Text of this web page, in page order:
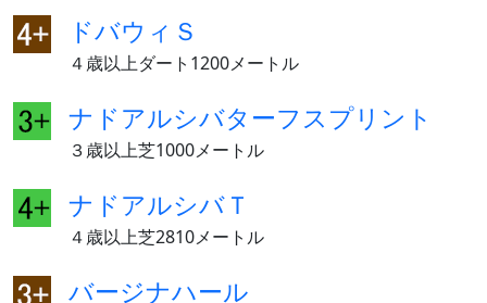
ドバウィＳ
４歳以上ダート1200メートル
ナドアルシバターフスプリント
３歳以上芝1000メートル
ナドアルシバＴ
４歳以上芝2810メートル
バージナハール